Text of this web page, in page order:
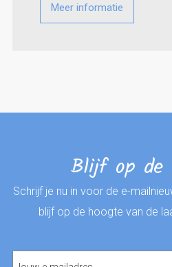
Meer informatie
Blijf op de
Schrijf je nu in voor de e-
blijf op de hoogte van de